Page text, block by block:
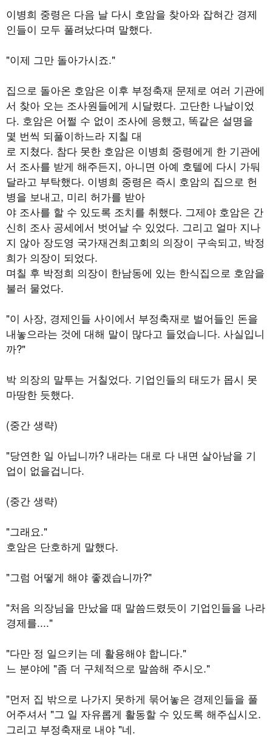
이병희 중령은 다음 날 다시 호암을 찾아와 잡혀간 경제
인들이 모두 풀려났다며 말했다.
"이제 그만 돌아가시죠."
집으로 돌아온 호암은 이후 부정축재 문제로 여러 기관에
서 찾아 오는 조사원들에게 시달렸다. 고단한 나날이었
다. 호암은 어쩔 수 없이 조사에 응했고, 똑같은 설명을
몇 번씩 되풀이하느라 지칠 대
로 지쳤다. 참다 못한 호암은 이병희 중령에게 한 기관에
서 조사를 받게 해주든지, 아니면 아예 호텔에 다시 가둬
달라고 부탁했다. 이병희 중령은 즉시 호암의 집으로 헌
병을 보내고, 미리 허가를 받아
야 조사를 할 수 있도록 조치를 취했다. 그제야 호암은 간
신히 조사 공세에서 벗어날 수 있었다. 그리고 얼마 지나
지 않아 장도영 국가재건최고회의 의장이 구속되고, 박정
희가 의장이 되었다.
며칠 후 박정희 의장이 한남동에 있는 한식집으로 호암을
불러 물었다.
"이 사장, 경제인들 사이에서 부정축재로 벌어들인 돈을
내놓으라는 것에 대해 말이 많다고 들었습니다. 사실입니
까?"
박 의장의 말투는 거칠었다. 기업인들의 태도가 몹시 못
마땅한 듯했다.
(중간 생략)
"당연한 일 아닙니까? 내라는 대로 다 내면 살아남을 기
업이 없을겁니다.
(중간 생략)
"그래요."
호암은 단호하게 말했다.
"그럼 어떻게 해야 좋겠습니까?"
"처음 의장님을 만났을 때 말씀드렸듯이 기업인들을 나라
경제를...."
"다만 정 일으키는 데 활용해야 합니다."
느 분야에 "좀 더 구체적으로 말씀해 주시오."
"먼저 집 밖으로 나가지 못하게 묶어놓은 경제인들을 풀
어주셔서 "그 일 자유롭게 활동할 수 있도록 해주십시오.
그리고 부정축재로 내야 "네.